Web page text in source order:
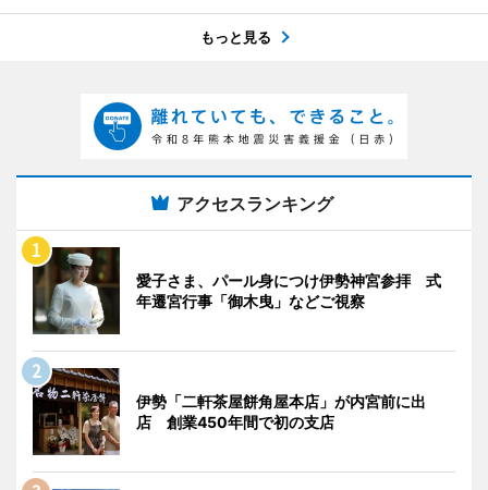
もっと見る
アクセスランキング
愛子さま、パール身につけ伊勢神宮参拝 式
年遷宮行事「御木曳」などご視察
伊勢「二軒茶屋餅角屋本店」が内宮前に出
店 創業450年間で初の支店